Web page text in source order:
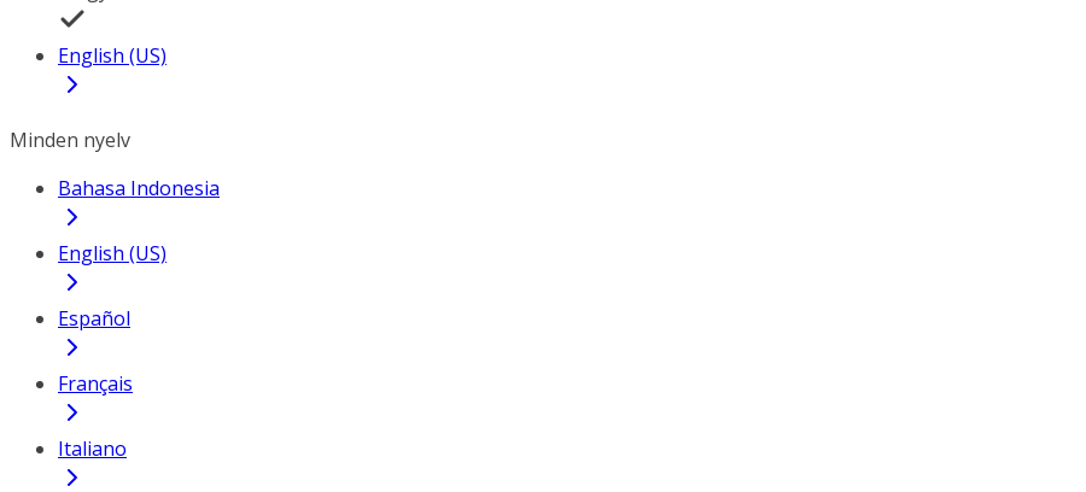
English (US)
Minden nyelv
Bahasa Indonesia
English (US)
Español
Français
Italiano